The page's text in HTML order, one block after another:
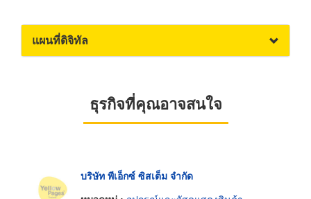
แผนที่ดิจิทัล
ธุรกิจที่คุณอาจสนใจ
บริษัท พีเอ็กซ์ ซิสเต็ม จำกัด